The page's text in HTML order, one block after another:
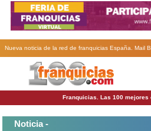
Nueva noticia de la red de franquicias España. Mail
Franquicias. Las 100
Noticia -